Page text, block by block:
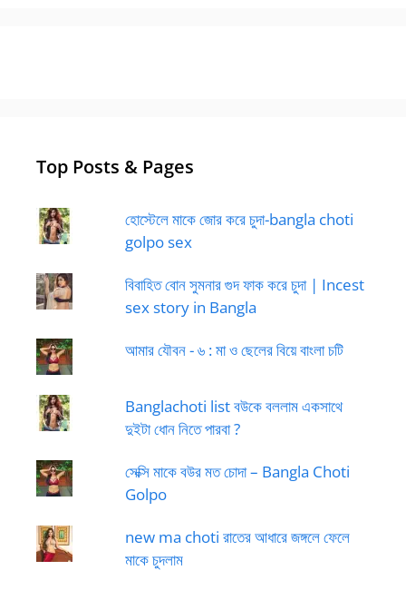
Top Posts & Pages
হোস্টেলে মাকে জোর করে চুদা-bangla choti
golpo sex
বিবাহিত বোন সুমনার গুদ ফাক করে চুদা | Incest
sex story in Bangla
আমার যৌবন - ৬ : মা ও ছেলের বিয়ে বাংলা চটি
Banglachoti list বউকে বললাম একসাথে
দুইটা ধোন নিতে পারবা ?
সেক্সি মাকে বউর মত চোদা – Bangla Choti
Golpo
new ma choti রাতের আধারে জঙ্গলে ফেলে
মাকে চুদলাম